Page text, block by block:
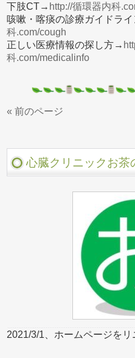
下肢CT→ http://循環器内科
咳嗽・喀痰の診療ガイドラ
科.com/cough
正しい医療情報の探し方→
科.com/medicalinfo
« 前のページ
心臓クリニックお茶
2021/3/1、ホームページをリ